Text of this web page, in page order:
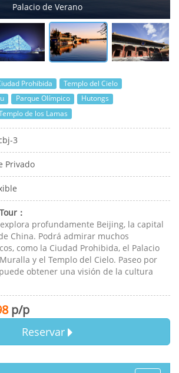
Templo de los Lamas
Prohibida
Templo del Cielo
Parque Olímpico
Hutongs
de los Lamas
3
Privado
：
profundamente Beijing, la capital
China. Podrá admirar muchos
como la Ciudad Prohibida, el Palacio
y el Templo del Cielo. Paseo por
obtener una visión de la cultura
p/p
Reservar